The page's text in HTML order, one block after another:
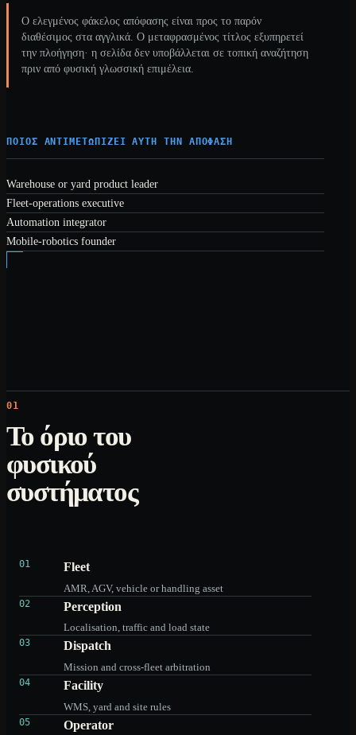
Ο ελεγμένος φάκελος απόφασης είναι προς το παρόν
διαθέσιμος στα αγγλικά. Ο μεταφρασμένος τίτλος εξυπηρετεί
την πλοήγηση· η σελίδα δεν υποβάλλεται σε τοπική αναζήτηση
πριν από φυσική γλωσσική επιμέλεια.
ΠΟΙΟΣ ΑΝΤΙΜΕΤΩΠΊΖΕΙ ΑΥΤΉ ΤΗΝ ΑΠΌΦΑΣΗ
Warehouse or yard product leader
Fleet-operations executive
Automation integrator
Mobile-robotics founder
01
Το όριο του
φυσικού
συστήματος
01 Fleet
AMR, AGV, vehicle or handling asset
02 Perception
Localisation, traffic and load state
03 Dispatch
Mission and cross-fleet arbitration
04 Facility
WMS, yard and site rules
05 Operator